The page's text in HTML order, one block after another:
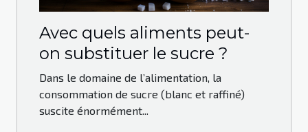
Avec quels aliments peut-
on substituer le sucre ?
Dans le domaine de l’alimentation, la
consommation de sucre (blanc et raffiné)
suscite énormément...